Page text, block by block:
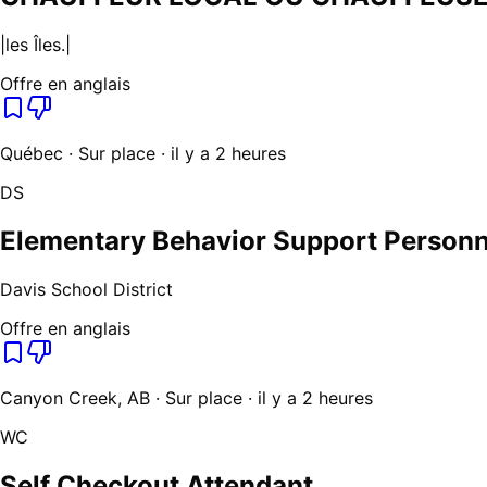
|les Îles.|
Offre en anglais
Québec · Sur place · il y a 2 heures
DS
Elementary Behavior Support
Davis School District
Offre en anglais
Canyon Creek, AB · Sur place · il y a 2 heures
WC